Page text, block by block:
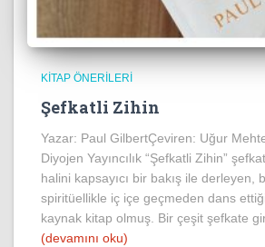
KITAP ÖNERILERI
Şefkatli Zihin
Yazar: Paul GilbertÇeviren: Uğur
Diyojen Yayıncılık “Şefkatli Zihin”
halini kapsayıcı bir bakış ile derleyen,
spiritüellikle iç içe geçmeden dans
kaynak kitap olmuş. Bir çeşit şefkate
(devamını oku)